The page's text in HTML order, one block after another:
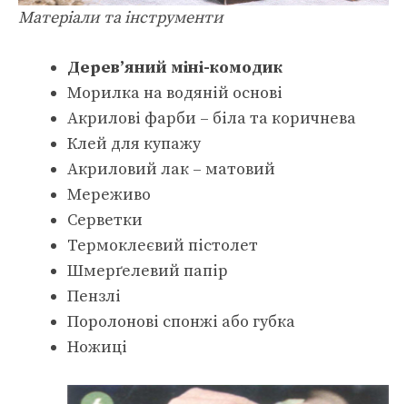
Матеріали та інструменти
Дерев’яний міні-комодик
Морилка на водяній основі
Акрилові фарби – біла та коричнева
Клей для купажу
Акриловий лак – матовий
Мереживо
Серветки
Термоклеєвий пістолет
Шмерґелевий папір
Пензлі
Поролонові спонжі або губка
Ножиці